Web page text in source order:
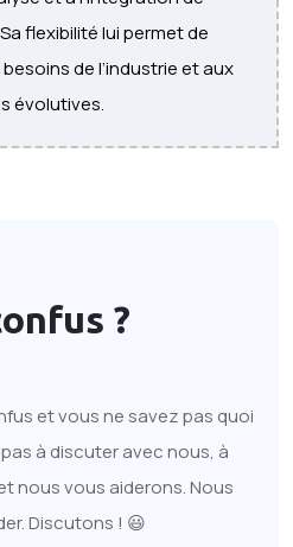
flexibilité lui permet de
de l’industrie et aux
évolutives.
?
et vous ne savez pas quoi
à discuter avec nous, à
nous vous aiderons. Nous
Discutons ! 😃